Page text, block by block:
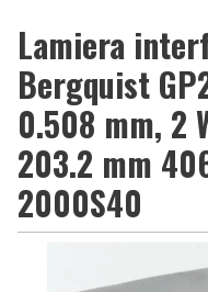
Lamiera
Bergquist
0.508 mm, 2
203.2 mm
2000S40